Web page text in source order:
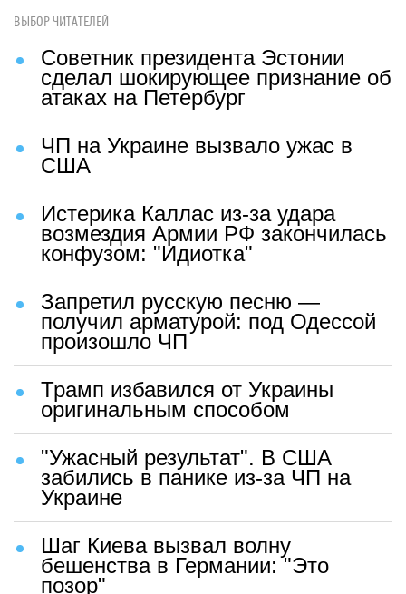
ВЫБОР ЧИТАТЕЛЕЙ
Советник президента Эстонии
сделал шокирующее признание об
атаках на Петербург
ЧП на Украине вызвало ужас в
США
Истерика Каллас из-за удара
возмездия Армии РФ закончилась
конфузом: "Идиотка"
Запретил русскую песню —
получил арматурой: под Одессой
произошло ЧП
Трамп избавился от Украины
оригинальным способом
"Ужасный результат". В США
забились в панике из-за ЧП на
Украине
Шаг Киева вызвал волну
бешенства в Германии: "Это
позор"